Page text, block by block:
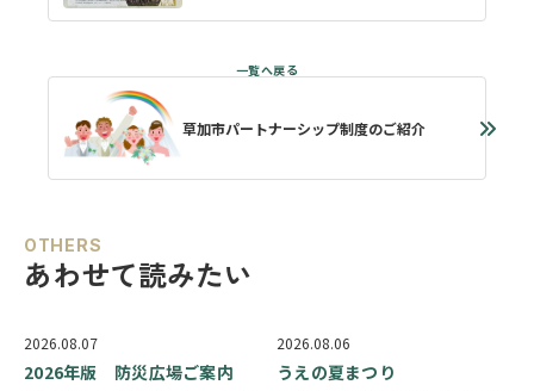
草加市パートナーシップ制度のご紹介
OTHERS
あわせて読みたい
2026.08.07
2026年版 防災広場ご案内
2026.08.06
うえの夏まつり